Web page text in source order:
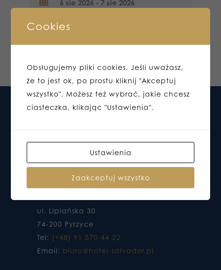
HOTEL DO KTÓREGO CHCESZ WRACAĆ
ul. Lipiańska 30
74-200 Pyrzyce
Tel: (+48) 91 570 44 22
Email: biuro@hotel-salvador.pl
Cookies
Obsługujemy pliki cookies. Jeśli uważasz,
że to jest ok, po prostu kliknij "Akceptuj
wszystko". Możesz też wybrać, jakie chcesz
ciasteczka, klikając "Ustawienia".
Ustawienia
Zaakceptuj wszystko